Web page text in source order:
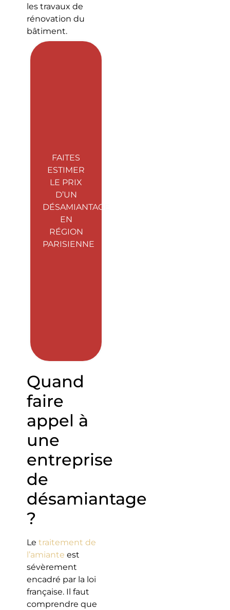
les travaux de
rénovation du
bâtiment.
FAITES
ESTIMER
LE PRIX
D’UN
DÉSAMIANTAGE
EN
RÉGION
PARISIENNE
Quand
faire
appel à
une
entreprise
de
désamiantage
?
Le traitement de
l’amiante est
sévèrement
encadré par la loi
française. Il faut
comprendre que